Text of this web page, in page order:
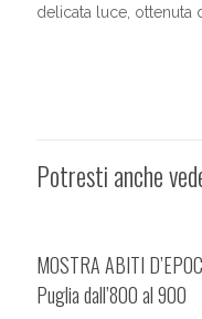
delicata luce, ottenuta
Potresti anche
MOSTRA ABITI
Puglia dall’800 al 900